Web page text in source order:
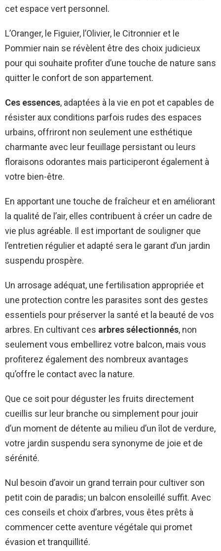
cet espace vert personnel.
L’Oranger, le Figuier, l’Olivier, le Citronnier et le
Pommier nain se révèlent être des choix judicieux
pour qui souhaite profiter d’une touche de nature sans
quitter le confort de son appartement.
Ces essences, adaptées à la vie en pot et capables de
résister aux conditions parfois rudes des espaces
urbains, offriront non seulement une esthétique
charmante avec leur feuillage persistant ou leurs
floraisons odorantes mais participeront également à
votre bien-être.
En apportant une touche de fraîcheur et en améliorant
la qualité de l’air, elles contribuent à créer un cadre de
vie plus agréable. Il est important de souligner que
l’entretien régulier et adapté sera le garant d’un jardin
suspendu prospère.
Un arrosage adéquat, une fertilisation appropriée et
une protection contre les parasites sont des gestes
essentiels pour préserver la santé et la beauté de vos
arbres. En cultivant ces arbres sélectionnés, non
seulement vous embellirez votre balcon, mais vous
profiterez également des nombreux avantages
qu’offre le contact avec la nature.
Que ce soit pour déguster les fruits directement
cueillis sur leur branche ou simplement pour jouir
d’un moment de détente au milieu d’un îlot de verdure,
votre jardin suspendu sera synonyme de joie et de
sérénité.
Nul besoin d’avoir un grand terrain pour cultiver son
petit coin de paradis; un balcon ensoleillé suffit. Avec
ces conseils et choix d’arbres, vous êtes prêts à
commencer cette aventure végétale qui promet
évasion et tranquillité.